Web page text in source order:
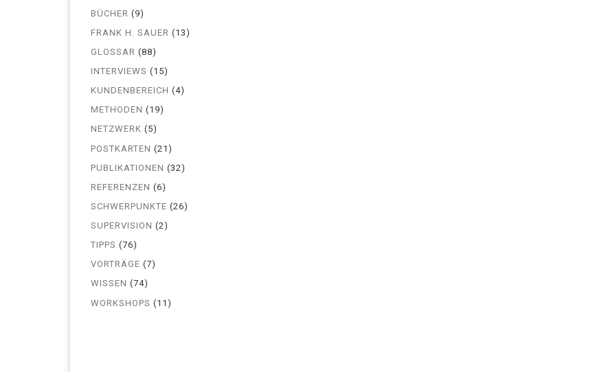
BÜCHER (9)
FRANK H. SAUER (13)
GLOSSAR (88)
INTERVIEWS (15)
KUNDENBEREICH (4)
METHODEN (19)
NETZWERK (5)
POSTKARTEN (21)
PUBLIKATIONEN (32)
REFERENZEN (6)
SCHWERPUNKTE (26)
SUPERVISION (2)
TIPPS (76)
VORTRÄGE (7)
WISSEN (74)
WORKSHOPS (11)